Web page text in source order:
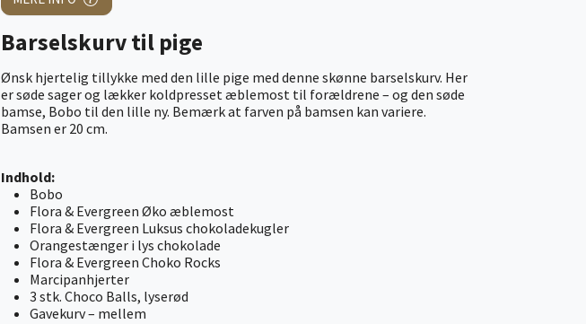
Barselskurv til pige
Ønsk hjertelig tillykke med den lille pige med denne skønne barselskurv. Her
er søde sager og lækker koldpresset æblemost til forældrene – og den søde
bamse, Bobo til den lille ny. Bemærk at farven på bamsen kan variere.
Bamsen er 20 cm.
Indhold:
Bobo
Flora & Evergreen Øko æblemost
Flora & Evergreen Luksus chokoladekugler
Orangestænger i lys chokolade
Flora & Evergreen Choko Rocks
Marcipanhjerter
3 stk. Choco Balls, lyserød
Gavekurv – mellem